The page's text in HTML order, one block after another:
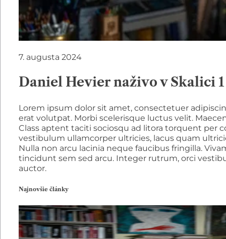
7. augusta 2024
Daniel Hevier naživo v Skalici 1
Lorem ipsum dolor sit amet, consectetuer
erat volutpat. Morbi scelerisque luctus velit.
Class aptent taciti sociosqu ad litora torquent per
vestibulum ullamcorper ultricies, lacus quam
Nulla non arcu lacinia neque faucibus fringilla.
tincidunt sem sed arcu. Integer rutrum, orci
auctor.
Najnovšie články